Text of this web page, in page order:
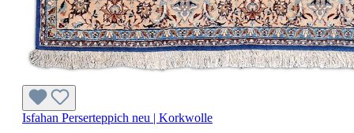
Isfahan Perserteppich neu | Korkwolle